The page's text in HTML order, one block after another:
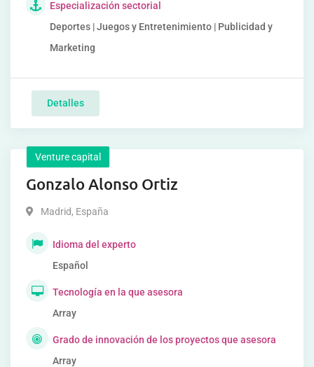
Especialización sectorial
Deportes | Juegos y Entretenimiento | Publicidad y
Marketing
Detalles
Venture capital
Gonzalo Alonso Ortiz
Madrid, España
Idioma del experto
Español
Tecnología en la que asesora
Array
Grado de innovación de los proyectos que asesora
Array